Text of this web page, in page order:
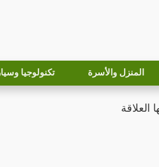
المنزل والأسرة تكنولوجيا